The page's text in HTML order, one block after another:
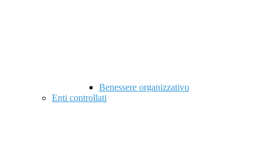
Benessere organizzativo
Enti controllati